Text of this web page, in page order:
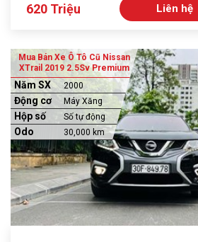
620 Triệu Liên hệ
Mua Bán Xe Ô Tô Cũ Nissan
XTrail 2019 2.5Sv Premium
Năm SX 2000
Động cơ Máy Xăng
Hộp số Số tự động
Odo 30,000 km